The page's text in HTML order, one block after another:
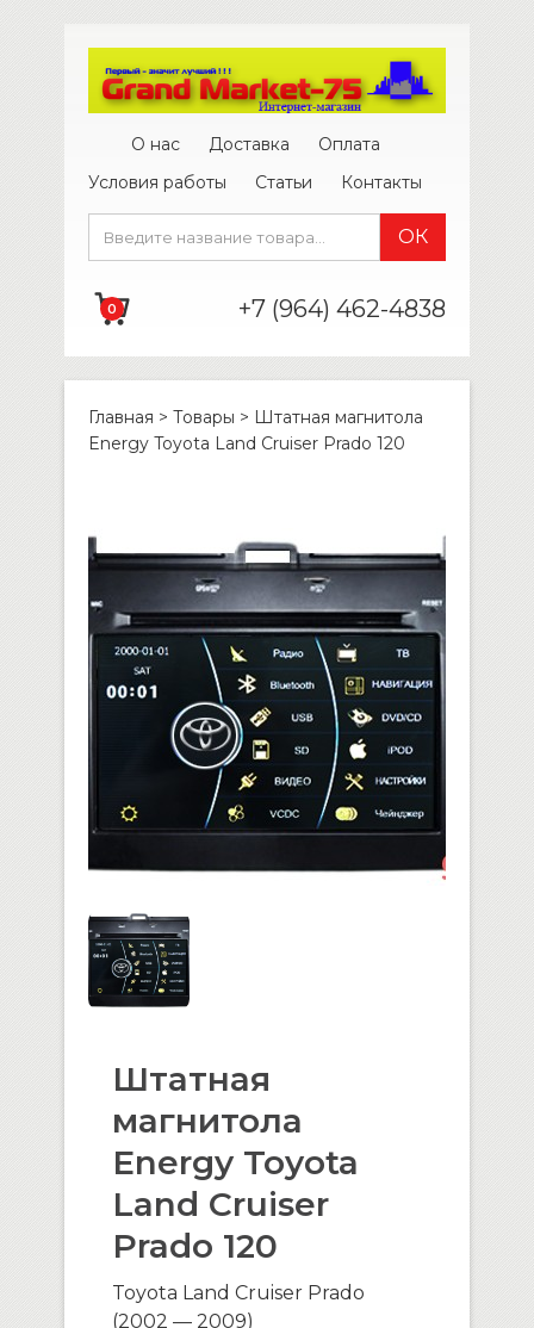
О нас Доставка
Оплата
Условия работы
Статьи Контакты
0 +7 (964) 462-4838
Главная > Товары > Штатная магнитола
Energy Toyota Land Cruiser Prado 120
Штатная
магнитола
Energy Toyota
Land Cruiser
Prado 120
Toyota Land Cruiser Prado
(2002 — 2009)